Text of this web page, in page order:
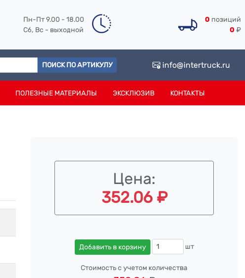
Пн-Пт 9.00 - 18.00
Сб, Вс - выходной
0 позиций
0 ₽
ПОИСК ПО АРТИКУЛУ info@intertruck.ru
ПОЛЕЗНЫЕ МАТЕРИАЛЫ ЭКСКЛЮЗИВ КОНТАКТЫ
Цена:
352.06 ₽
Добавить в корзину шт
Стоимость с учетом количества